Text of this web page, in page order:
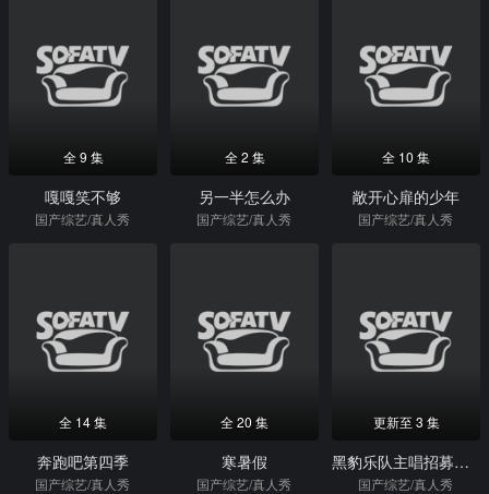
全 9 集
嘎嘎笑不够
国产综艺/真人秀
全 2 集
另一半怎么办
国产综艺/真人秀
全 10 集
敞开心扉的少年
国产综艺/真人秀
全 14 集
奔跑吧第四季
国产综艺/真人秀
全 20 集
寒暑假
国产综艺/真人秀
更新至 3 集
黑豹乐队主唱招募计划
国产综艺/真人秀